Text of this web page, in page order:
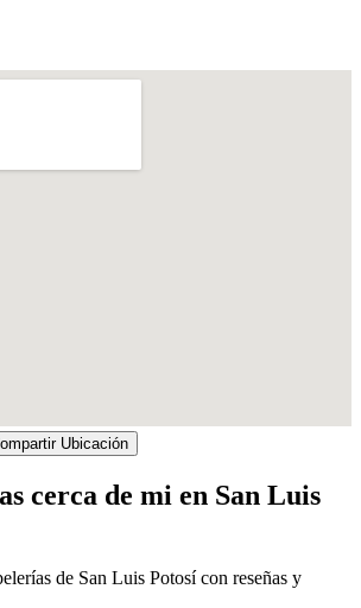
Ubicación
cerca de mi en San Luis
de San Luis Potosí con reseñas y